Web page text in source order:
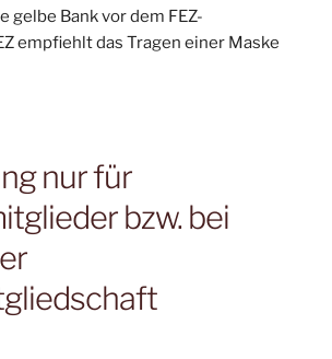
gelbe Bank vor dem FEZ-
empfiehlt das Tragen einer Maske
nur für
bzw. bei